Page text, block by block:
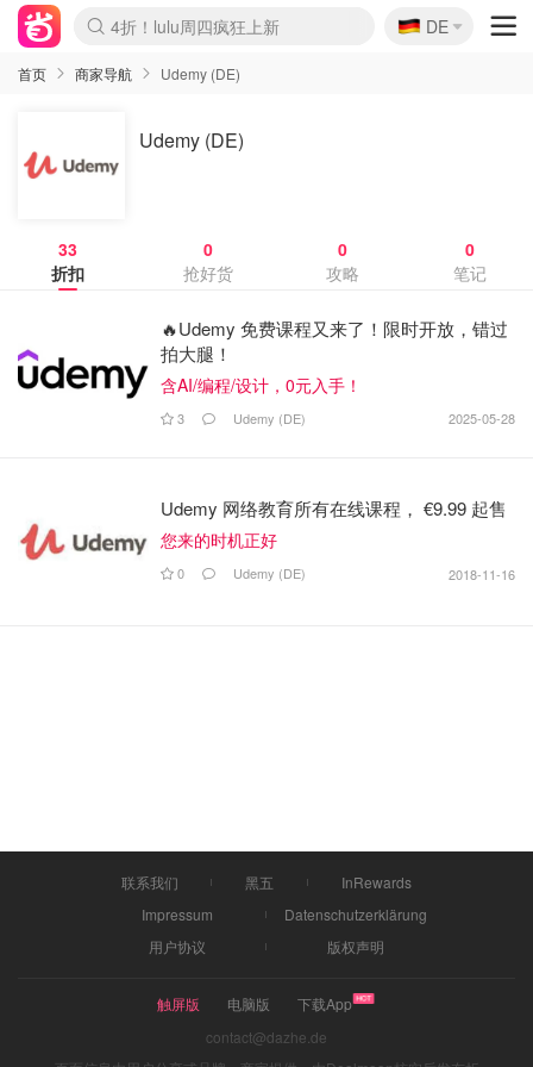
Boticinal 夏促开抢！
4折！lulu周四疯狂上新
还没结束！&OtherStories大促
Joybuy变相75折 随时失效
速领！Stanley独家85折
疑似霸哥！Camper额外叠85折
Zalando 奥莱闪促！每日更新
Moncler反季囤！5折起+叠9折
Coach Brooklyn仅€192
🇩🇪
DE
首页 商家导航 Udemy (DE)
Udemy (DE)
33
折扣
0
抢好货
0
攻略
0
笔记
🔥Udemy 免费课程又来了！限时开放，错过
拍大腿！
含AI/编程/设计，0元入手！
3 Udemy (DE) 2025-05-28
Udemy 网络教育所有在线课程， €9.99 起售
您来的时机正好
0 Udemy (DE) 2018-11-16
联系我们 黑五
InRewards
Impressum
Datenschutzerklärung
用户协议
版权声明
触屏版 电脑版
下载App
contact@dazhe.de